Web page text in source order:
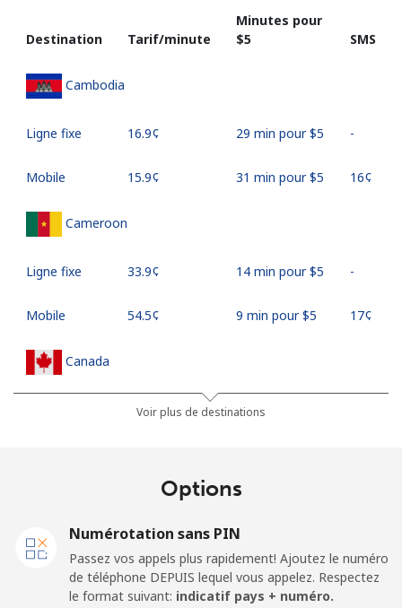
Destination Tarif/minute
Minutes pour
⁦$5⁩
SMS
Cambodia
Ligne fixe ⁦16.9¢⁩ 29 min pour ⁦$5⁩ -
Mobile ⁦15.9¢⁩ 31 min pour ⁦$5⁩ ⁦16¢⁩
Cameroon
Ligne fixe ⁦33.9¢⁩ 14 min pour ⁦$5⁩ -
Mobile ⁦54.5¢⁩ 9 min pour ⁦$5⁩ ⁦17¢⁩
Canada
⁦1.5¢⁩
333 min pour
⁦39.5¢⁩ 12 min pour ⁦$5⁩ ⁦16¢⁩
Voir plus de destinations
Options
Numérotation sans PIN
Passez vos appels plus rapidement! Ajoutez le numéro
de téléphone DEPUIS lequel vous appelez. Respectez
le format suivant: indicatif pays + numéro.